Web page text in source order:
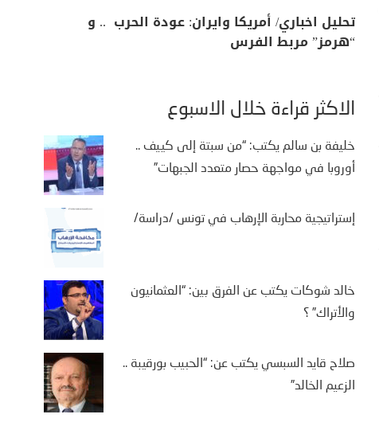
سبتة إلى كييف .. أوروبا في
مواجهة حصار متعدد الجبهات”
تحليل اخباري/ أمريكا وايران: عودة الحرب .. و
“هرمز” مربط الفرس
الأكثر قراءة خلال الأسبوع
خليفة بن سالم يكتب: “من سبتة إلى كييف ..
أوروبا في مواجهة حصار متعدد الجبهات”
إستراتيجية محاربة الإرهاب في تونس /دراسة/
خالد شوكات يكتب عن الفرق بين: “العثمانيون
والأتراك” ؟
صلاح قايد السبسي يكتب عن: “الحبيب بورقيبة ..
الزعيم الخالد”